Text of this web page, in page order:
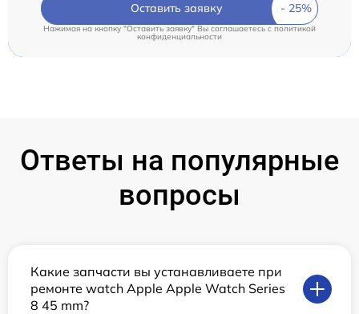
Оставить заявку
Нажимая на кнопку "Оставить заявку" Вы соглашаетесь cполитикой
конфиденциальности
Ответы на популярные
вопросы
Какие запчасти вы устанавливаете при
ремонте watch Apple Apple Watch Series
8 45 mm?